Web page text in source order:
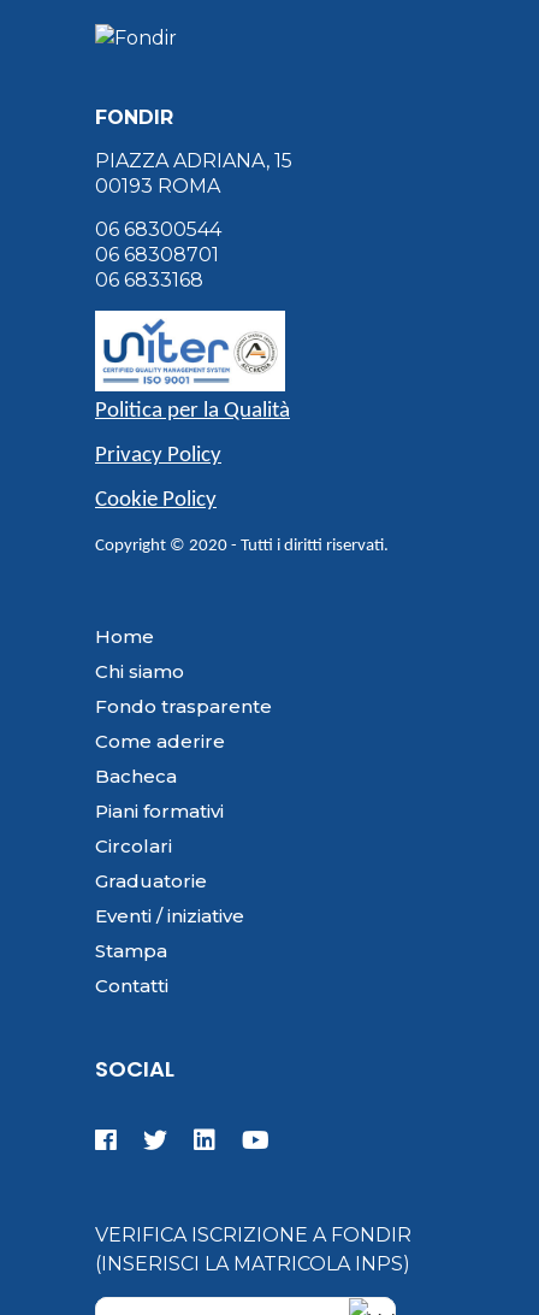
FONDIR
PIAZZA ADRIANA, 15
00193 ROMA
06 68300544
06 68308701
06 6833168
Politica per la Qualità
Privacy Policy
Cookie Policy
Copyright © 2020 - Tutti i diritti riservati.
Home
Chi siamo
Fondo trasparente
Come aderire
Bacheca
Piani formativi
Circolari
Graduatorie
Eventi / iniziative
Stampa
Contatti
SOCIAL
VERIFICA ISCRIZIONE A FONDIR
(INSERISCI LA MATRICOLA INPS)